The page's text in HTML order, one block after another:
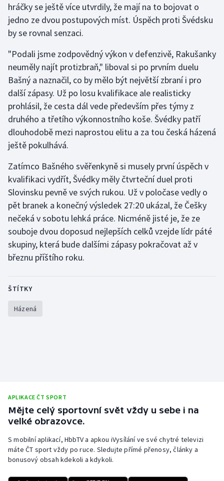
Gymnastika
Házená
Jezdectví
Judo
Krasobruslení
Lezení
Moderní pětiboj
Motorsport
Olympijské hry
Parasport
Short track
Sportovní střelba
Stolní tenis
hráčky se ještě více utvrdily, že mají na to bojovat o
jedno ze dvou postupových míst. Úspěch proti Švédsku
by se rovnal senzaci.
"Podali jsme zodpovědný výkon v defenzivě, Rakušanky
neuměly najít protizbraň," liboval si po prvním duelu
Bašný a naznačil, co by mělo být největší zbraní i pro
další zápasy. Už po losu kvalifikace ale realisticky
prohlásil, že cesta dál vede především přes týmy z
druhého a třetího výkonnostního koše. Švédky patří
dlouhodobě mezi naprostou elitu a za tou česká házená
ještě pokulhává.
Zatímco Bašného svěřenkyně si musely první úspěch v
kvalifikaci vydřít, Švédky měly čtvrteční duel proti
Slovinsku pevně ve svých rukou. Už v poločase vedly o
pět branek a konečný výsledek 27:20 ukázal, že Češky
nečeká v sobotu lehká práce. Nicméně jisté je, že ze
souboje dvou doposud nejlepších celků vzejde lídr páté
skupiny, která bude dalšími zápasy pokračovat až v
březnu příštího roku.
ŠTÍTKY
Házená
APLIKACE ČT SPORT
Mějte celý sportovní svět vždy u sebe i na
velké obrazovce.
S mobilní aplikací, HbbTV a apkou iVysílání ve své chytré televizi
máte ČT sport vždy po ruce. Sledujte přímé přenosy, články a
bonusový obsah kdekoli a kdykoli.